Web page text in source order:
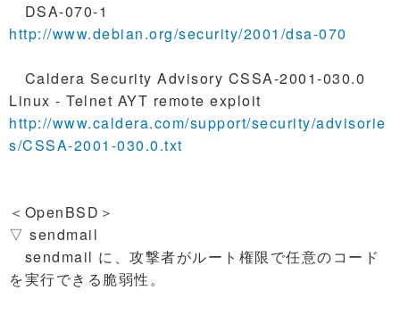
DSA-070-1
http://www.debian.org/security/2001/dsa-070
Caldera Security Advisory CSSA-2001-030.0
Linux - Telnet AYT remote exploit
http://www.caldera.com/support/security/advisorie
s/CSSA-2001-030.0.txt
＜OpenBSD＞
▽ sendmail
sendmail に、攻撃者がルート権限で任意のコード
を実行できる脆弱性。